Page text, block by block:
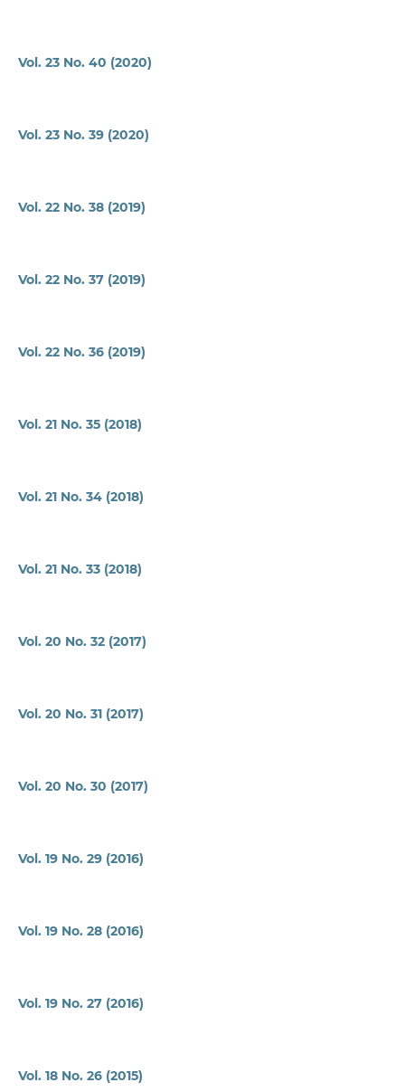
Vol. 23 No. 40 (2020)
Vol. 23 No. 39 (2020)
Vol. 22 No. 38 (2019)
Vol. 22 No. 37 (2019)
Vol. 22 No. 36 (2019)
Vol. 21 No. 35 (2018)
Vol. 21 No. 34 (2018)
Vol. 21 No. 33 (2018)
Vol. 20 No. 32 (2017)
Vol. 20 No. 31 (2017)
Vol. 20 No. 30 (2017)
Vol. 19 No. 29 (2016)
Vol. 19 No. 28 (2016)
Vol. 19 No. 27 (2016)
Vol. 18 No. 26 (2015)